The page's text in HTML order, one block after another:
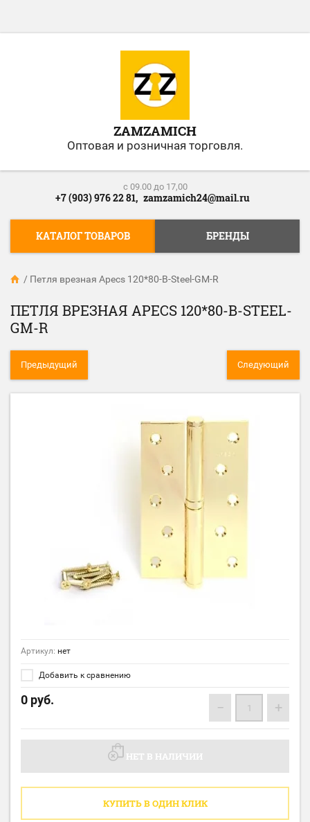
ZAMZAMICH
Оптовая и розничная торговля.
c 09.00 до 17,00
+7 (903) 976 22 81, zamzamich24@mail.ru
КАТАЛОГ ТОВАРОВ БРЕНДЫ
/ Петля врезная Apecs 120*80-B-Steel-GM-R
ПЕТЛЯ ВРЕЗНАЯ APECS 120*80-B-STEEL-
GM-R
Предыдущий Следующий
Артикул: нет
Добавить к сравнению
0 руб. − +
НЕТ В НАЛИЧИИ
КУПИТЬ В ОДИН КЛИК